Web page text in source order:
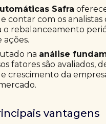
Safra
contar com os analistas
o rebalanceamento
ações.
na análise
fatores são avaliados,
crescimento da
vantagens